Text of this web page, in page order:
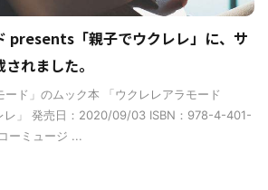
presents「親子でウクレレ」に、サ
れました。
ド」のムック本 「ウクレレアラモード
」 発売日：2020/09/03 ISBN：978-4-401-
ーミュージ ...